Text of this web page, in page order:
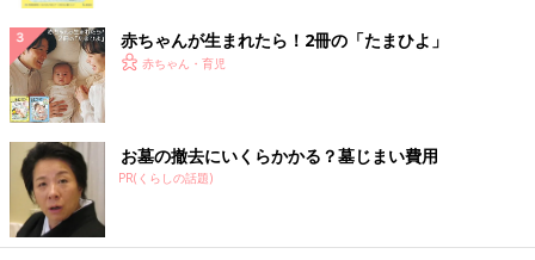
赤ちゃんが生まれたら！2冊の「たまひよ」
赤ちゃん・育児
お墓の撤去にいくらかかる？墓じまい費用
PR(くらしの話題)